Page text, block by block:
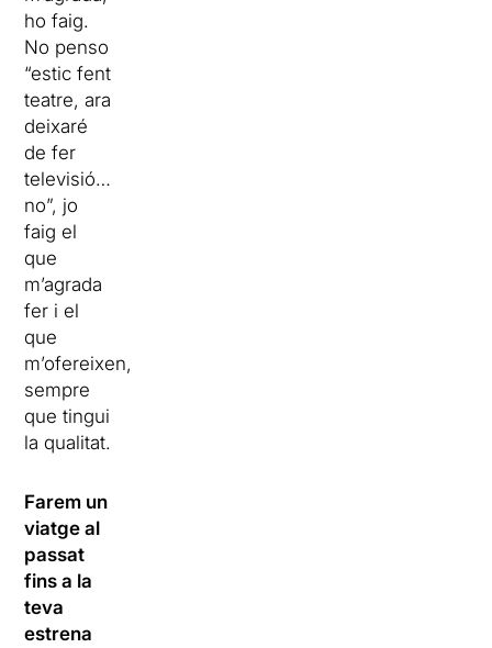
ho faig.
No penso
“estic fent
teatre, ara
deixaré
de fer
televisió…
no”, jo
faig el
que
m’agrada
fer i el
que
m’ofereixen,
sempre
que tingui
la qualitat.
Farem un
viatge al
passat
fins a la
teva
estrena